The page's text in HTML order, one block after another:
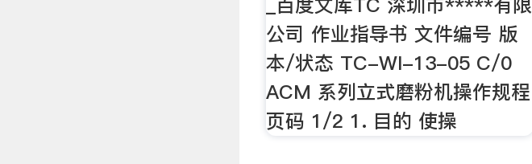
公司 作业指导书 文件编号 版
本/状态 TC-WI-13-05 C/0
ACM 系列立式磨粉机操作规程
页码 1/2 1. 目的 使操